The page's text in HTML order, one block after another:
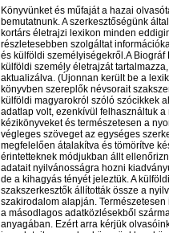
Könyvünket és műfaját a hazai
bemutatnunk. A szerkesztőségünk
kortárs életrajzi lexikon minden
részletesebben szolgáltat
és külföldi személyiségekről.A
külföldi személy életrajzát
aktualizálva. (Újonnan került be a
könyvben szereplők névsorait
külföldi magyarokról szóló szócikkek
adatlap volt, ezenkívül felhasználtuk
kézikönyveket és természetesen a
végleges szöveget az egységes
megfelelően átalakítva és tömörítve
érintetteknek módjukban állt
adatait nyilvánosságra hozni
de a kihagyás tényét jeleztük. A
szakszerkesztők állították össze a
szakirodalom alapján.
a másodlagos adatközlésekből
anyagában. Ezért arra kérjük